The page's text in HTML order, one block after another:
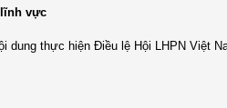
lĩnh vực
dung thực hiện Điều lệ Hội LHPN Việt